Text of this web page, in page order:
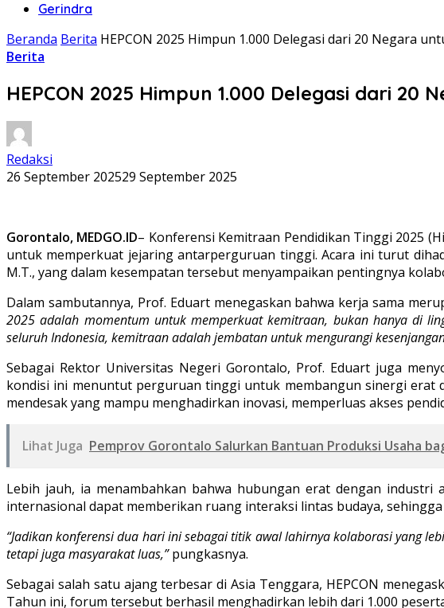
Gerindra
Beranda Berita HEPCON 2025 Himpun 1.000 Delegasi dari 20 Negara
Berita
HEPCON 2025 Himpun 1.000 Delegasi dari
Redaksi
26 September 202529 September 2025
Gorontalo, MEDGO.ID– Konferensi Kemitraan Pendidikan Tinggi 2025
untuk memperkuat jejaring antarperguruan tinggi. Acara ini turut
M.T., yang dalam kesempatan tersebut menyampaikan pentingnya
Dalam sambutannya, Prof. Eduart menegaskan bahwa kerja sama
2025 adalah momentum untuk memperkuat kemitraan, bukan hanya di
seluruh Indonesia, kemitraan adalah jembatan untuk mengurangi
Sebagai Rektor Universitas Negeri Gorontalo, Prof. Eduart juga
kondisi ini menuntut perguruan tinggi untuk membangun sinergi erat
mendesak yang mampu menghadirkan inovasi, memperluas akses
Lihat Juga Pemprov Gorontalo Salurkan Bantuan Produksi Usaha
Lebih jauh, ia menambahkan bahwa hubungan erat dengan
internasional dapat memberikan ruang interaksi lintas budaya,
“Jadikan konferensi dua hari ini sebagai titik awal lahirnya kolaborasi yang
tetapi juga masyarakat luas,”pungkasnya.
Sebagai salah satu ajang terbesar di Asia Tenggara, HEPCON
Tahun ini, forum tersebut berhasil menghadirkan lebih dari 1.000